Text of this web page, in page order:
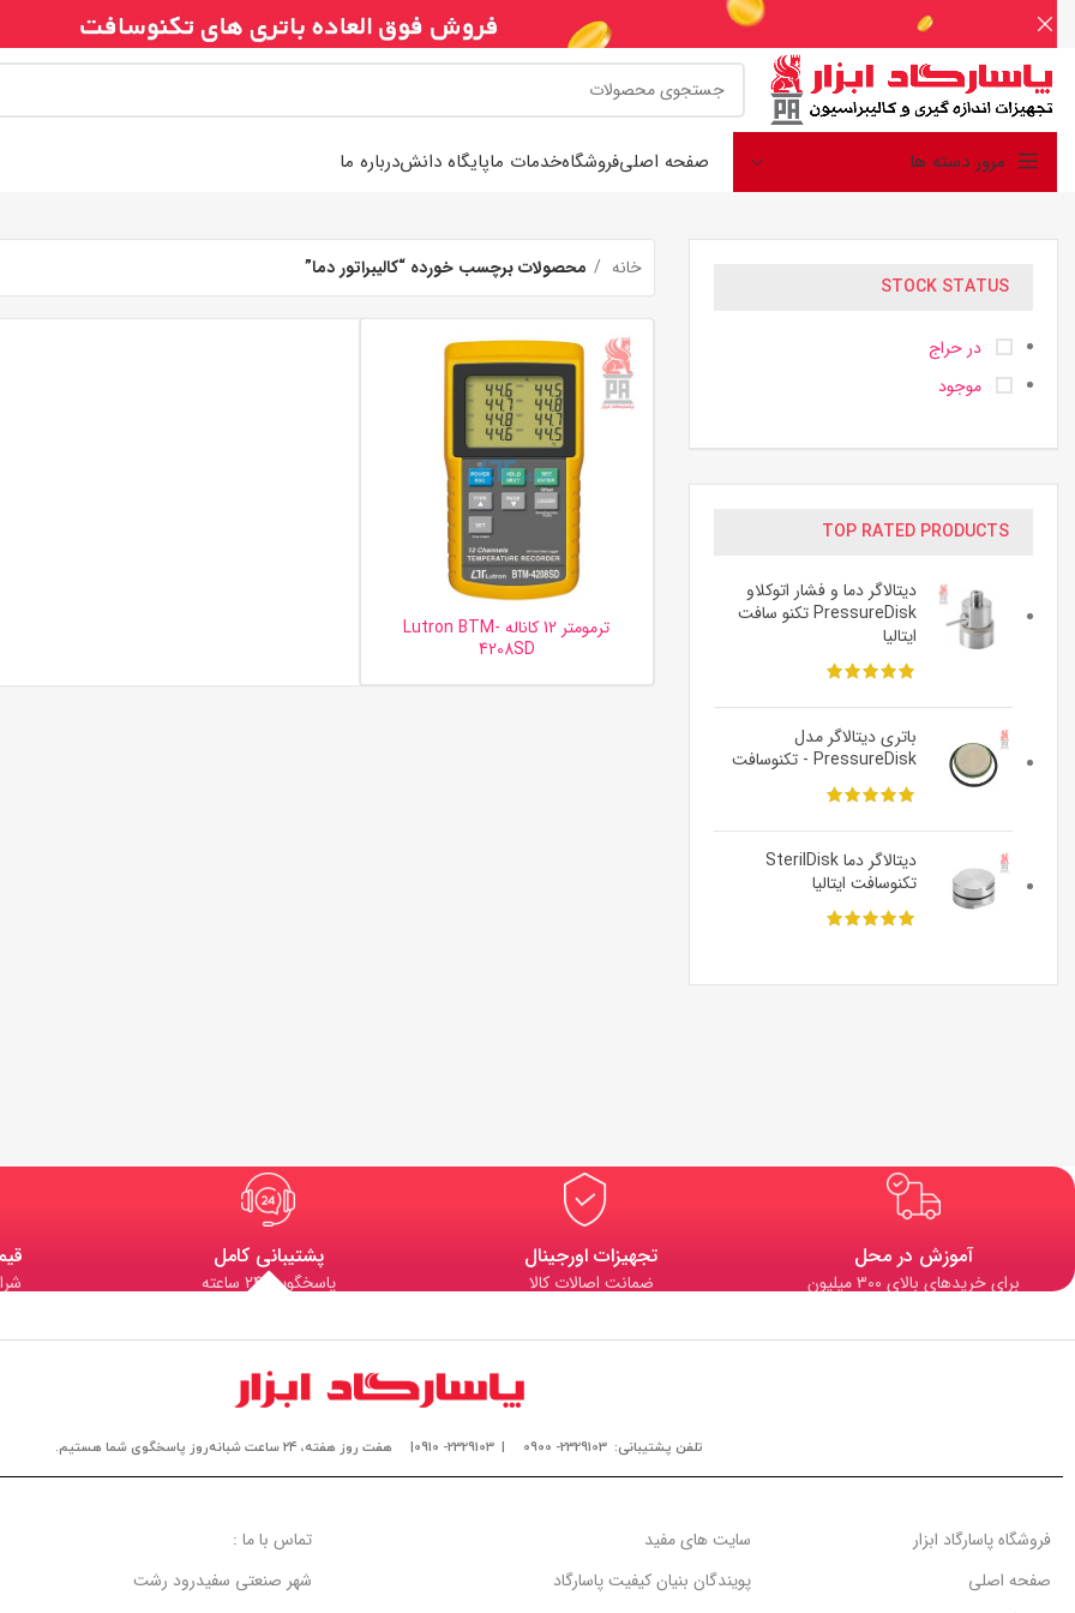
مرور دسته ها صفحه اصلیفروشگاهخدمات ماپایگاه دانشدرباره ما
STOCK STATUS
در حراج
موجود
TOP RATED PRODUCTS
دیتالاگر دما و فشار اتوکلاو
PressureDisk تکنو سافت
ایتالیا
باتری دیتالاگر مدل
PressureDisk - تکنوسافت
دیتالاگر دما SterilDisk
تکنوسافت ایتالیا
خانه محصولات برچسب خورده “کالیبراتور دما”
ترمومتر 12 کاناله Lutron BTM-
4208SD
آموزش در محل
برای خریدهای بالای 300 میلیون
تجهیزات اورجینال
ضمانت اصالات کالا
پشتیبانی کامل
پاسخگویی 24 ساعته
تلفن پشتیبانی: 2329103- 0900 | 2329103- 0910| هفت روز هفته، ۲۴ ساعت شبانه‌روز پاسخگوی شما هستیم.
فروشگاه پاسارگاد ابزار
صفحه اصلی
سایت های مفید
پویندگان بنیان کیفیت پاسارگاد
تماس با ما :
شهر صنعتی سفیدرود رشت